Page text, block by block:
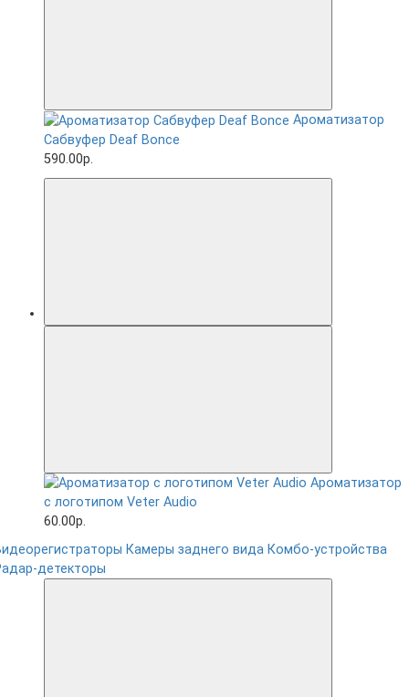
Ароматизатор
Сабвуфер Deaf Bonce
590.00р.
Ароматизатор
с логотипом Veter Audio
60.00р.
Камеры заднего вида Комбо-устройства
детекторы